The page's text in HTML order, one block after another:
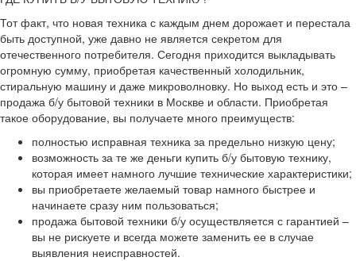
Тот факт, что новая техника с каждым днем дорожает и перестала
быть доступной, уже давно не является секретом для
отечественного потребителя. Сегодня приходится выкладывать
огромную сумму, приобретая качественный холодильник,
стиральную машину и даже микроволновку. Но выход есть и это –
продажа б/у бытовой техники в Москве и области. Приобретая
такое оборудование, вы получаете много преимуществ:
полностью исправная техника за предельно низкую цену;
возможность за те же деньги купить б/у бытовую технику,
которая имеет намного лучшие технические характеристики;
вы приобретаете желаемый товар намного быстрее и
начинаете сразу ним пользоваться;
продажа бытовой техники б/у осуществляется с гарантией –
вы не рискуете и всегда можете заменить ее в случае
выявления неисправностей.